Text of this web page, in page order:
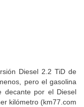
Diesel 2.2 TiD de
pero el gasolina
decante por el Diesel
kilómetro (km77.com